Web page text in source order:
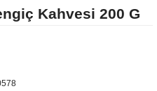
Kahvesi 200 G